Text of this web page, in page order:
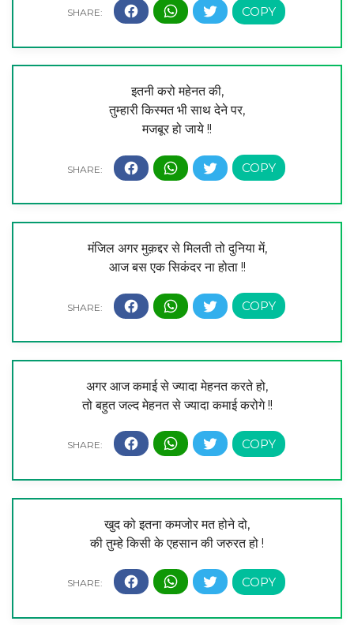
इतनी करो महेनत की,
तुम्हारी किस्मत भी साथ देने पर,
मजबूर हो जाये !!
मंजिल अगर मुक़द्दर से मिलती तो दुनिया में,
आज बस एक सिकंदर ना होता !!
अगर आज कमाई से ज्यादा मेहनत करते हो,
तो बहुत जल्द मेहनत से ज्यादा कमाई करोगे !!
खुद को इतना कमजोर मत होने दो,
की तुम्हे किसी के एहसान की जरुरत हो !